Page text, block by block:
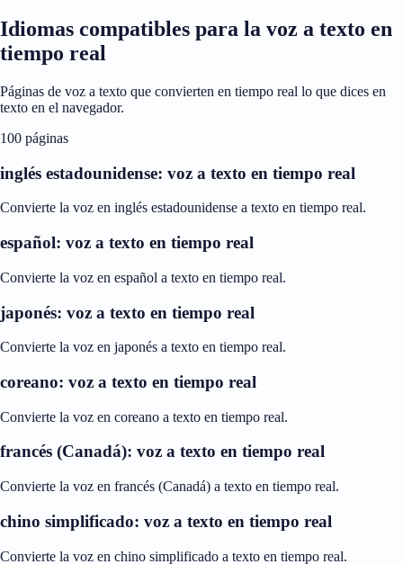
Idiomas compatibles para la voz a texto en
tiempo real
Páginas de voz a texto que convierten en tiempo real lo que dices en
texto en el navegador.
100 páginas
inglés estadounidense: voz a texto en tiempo real
Convierte la voz en inglés estadounidense a texto en tiempo real.
español: voz a texto en tiempo real
Convierte la voz en español a texto en tiempo real.
japonés: voz a texto en tiempo real
Convierte la voz en japonés a texto en tiempo real.
coreano: voz a texto en tiempo real
Convierte la voz en coreano a texto en tiempo real.
francés (Canadá): voz a texto en tiempo real
Convierte la voz en francés (Canadá) a texto en tiempo real.
chino simplificado: voz a texto en tiempo real
Convierte la voz en chino simplificado a texto en tiempo real.